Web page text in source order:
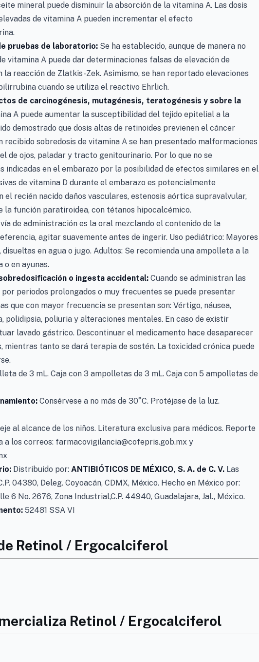
mineral puede disminuir la absorción de la vitamina A. Las dosis
de vitamina A pueden incrementar el efecto
pruebas de laboratorio: Se ha establecido, aunque de manera no
vitamina A puede dar determinaciones falsas de elevación de
reacción de Zlatkis-Zek. Asimismo, se han reportado elevaciones
cuando se utiliza el reactivo Ehrlich.
de carcinogénesis, mutagénesis, teratogénesis y sobre la
A puede aumentar la susceptibilidad del tejido epitelial a la
demostrado que dosis altas de retinoides previenen el cáncer
recibido sobredosis de vitamina A se han presentado malformaciones
de ojos, paladar y tracto genitourinario. Por lo que no se
indicadas en el embarazo por la posibilidad de efectos similares en el
de vitamina D durante el embarazo es potencialmente
el recién nacido daños vasculares, estenosis aórtica supravalvular,
la función paratiroidea, con tétanos hipocalcémico.
de administración es la oral mezclando el contenido de la
agitar suavemente antes de ingerir. Uso pediátrico: Mayores
disueltas en agua o jugo. Adultos: Se recomienda una ampolleta a la
o en ayunas.
o ingesta accidental: Cuando se administran las
por periodos prolongados o muy frecuentes se puede presentar
que con mayor frecuencia se presentan son: Vértigo, náusea,
polidipsia, poliuria y alteraciones mentales. En caso de existir
lavado gástrico. Descontinuar el medicamento hace desaparecer
tanto se dará terapia de sostén. La toxicidad crónica puede
de 3 mL. Caja con 3 ampolletas de 3 mL. Caja con 5 ampolletas de
Consérvese a no más de 30°C. Protéjase de la luz.
al alcance de los niños. Literatura exclusiva para médicos. Reporte
a los correos: farmacovigilancia@cofepris.gob.mx y
Distribuido por: ANTIBIÓTICOS DE MÉXICO, S. A. de C. V. Las
04380, Deleg. Coyoacán, CDMX, México. Hecho en México por:
6 No. 2676, Zona Industrial,C.P. 44940, Guadalajara, Jal., México.
52481 SSA VI
Retinol / Ergocalciferol
Retinol / Ergocalciferol